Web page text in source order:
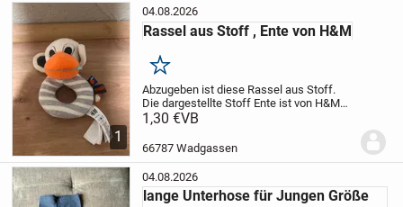
1
04.08.2026
Rassel aus Stoff , Ente von H&M
Merken
Abzugeben ist diese Rassel aus Stoff.
Die dargestellte Stoff Ente ist von H&M
und wurde nie benutzt.
Beschädigungen oder Risse.
Nichtraucher Haushalt
1,30 €VB
66787 Wadgassen
04.08.2026
lange Unterhose für Jungen Größe